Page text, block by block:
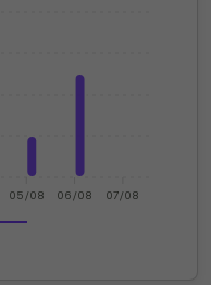
05/08 06/08 07/08